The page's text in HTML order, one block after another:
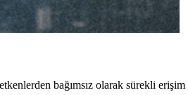
bağımsız olarak sürekli